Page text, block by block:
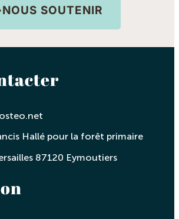
NOUS SOUTENIR
Hallé pour la forêt primaire
87120 Eymoutiers